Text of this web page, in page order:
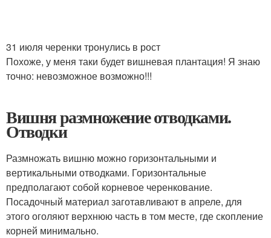
31 июля черенки тронулись в рост
Похоже, у меня таки будет вишневая плантация! Я знаю
точно: невозможное возможно!!!
Вишня размножение отводками.
Отводки
Размножать вишню можно горизонтальными и
вертикальными отводками. Горизонтальные
предполагают собой корневое черенкование.
Посадочный материал заготавливают в апреле, для
этого оголяют верхнюю часть в том месте, где скопление
корней минимально.